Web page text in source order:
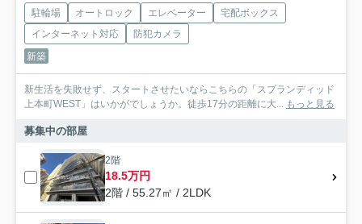
駐輪場 オートロック エレベーター
宅配ボックス
インターネット対応
防犯カメラ
新築
新生活を失敗せず、スタートさせたいならこちらの「スプランディッド
上本町WEST」はいかがでしょうか。徒歩17分の距離に大... もっと見る
募集中の部屋
2階
18.5万円
2階 / 55.27㎡ / 2LDK